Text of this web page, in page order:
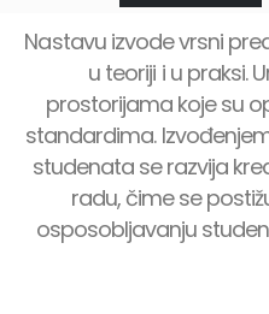
Nastavu izvode vrsni
u teoriji i u praksi.
prostorijama koje su
standardima.
studenata se razvija
radu, čime se
osposobljavanju